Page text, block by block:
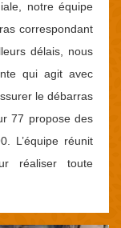
notre équipe
correspondant
délais, nous
qui agit avec
le débarras
77 propose des
L’équipe réunit
réaliser toute